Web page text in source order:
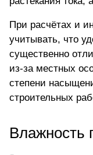
При расчётах и
учитывать, что
существенно
из-за местных
степени
строительных
Влажность